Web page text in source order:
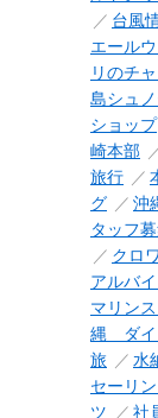
台風
エール
リのチ
島シュ
ショップ
崎本部
旅行
グ
沖
タッフ
クロ
アルバイ
マリン
縄 ダイ
旅
水
セーリ
ツ
社